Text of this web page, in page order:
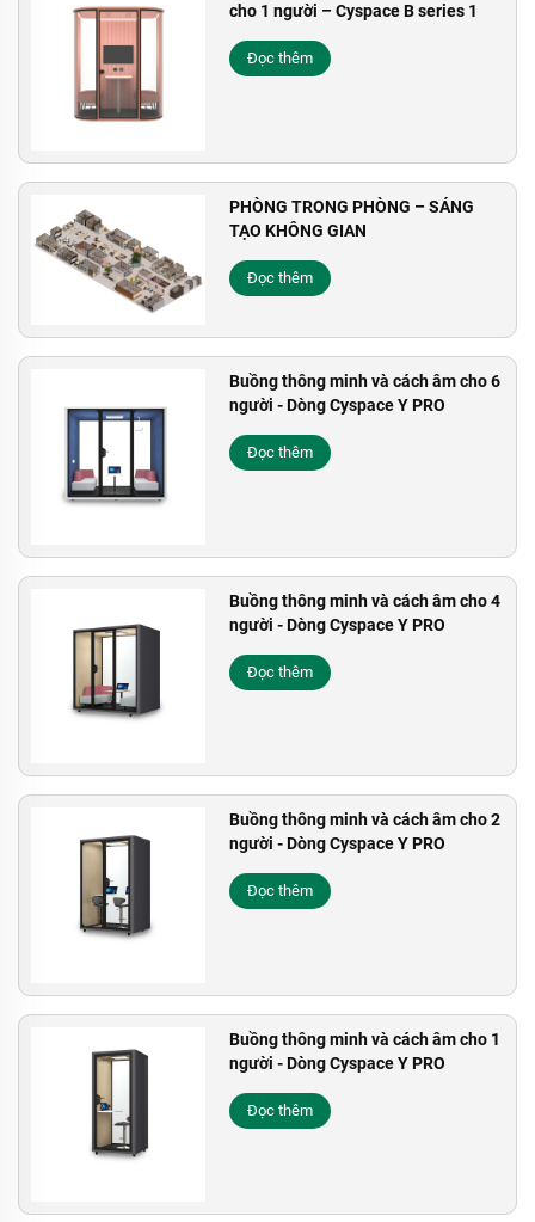
cho 1 người – Cyspace B series 1
Đọc thêm
PHÒNG TRONG PHÒNG – SÁNG
TẠO KHÔNG GIAN
Đọc thêm
Buồng thông minh và cách âm cho 6
người - Dòng Cyspace Y PRO
Đọc thêm
Buồng thông minh và cách âm cho 4
người - Dòng Cyspace Y PRO
Đọc thêm
Buồng thông minh và cách âm cho 2
người - Dòng Cyspace Y PRO
Đọc thêm
Buồng thông minh và cách âm cho 1
người - Dòng Cyspace Y PRO
Đọc thêm